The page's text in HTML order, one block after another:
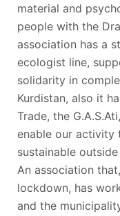
material and
people with the
association has a
ecologist line,
solidarity in
Kurdistan, also it
Trade, the
enable our activity
sustainable
An association
lockdown, has
and the